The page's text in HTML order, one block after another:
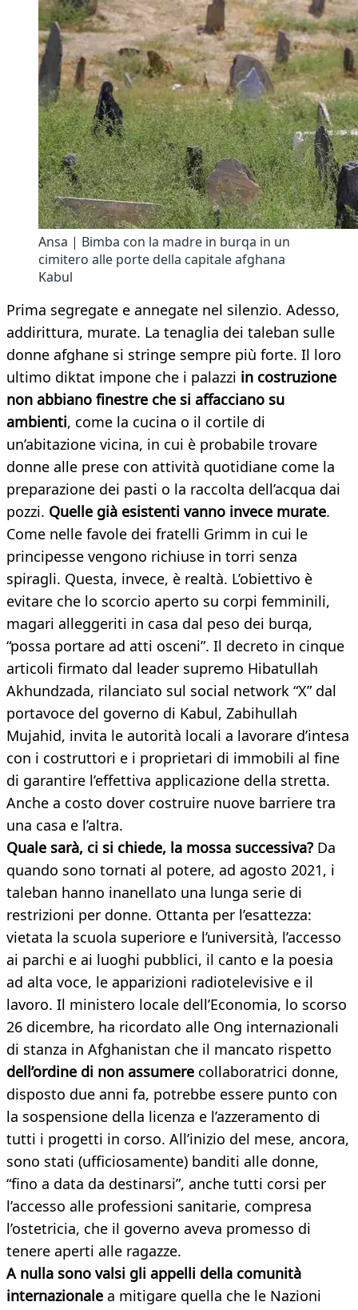
Ansa | Bimba con la madre in burqa in un
cimitero alle porte della capitale afghana
Kabul
Prima segregate e annegate nel silenzio. Adesso,
addirittura, murate. La tenaglia dei taleban sulle
donne afghane si stringe sempre più forte. Il loro
ultimo diktat impone che i palazzi in costruzione
non abbiano finestre che si affacciano su
ambienti, come la cucina o il cortile di
un’abitazione vicina, in cui è probabile trovare
donne alle prese con attività quotidiane come la
preparazione dei pasti o la raccolta dell’acqua dai
pozzi. Quelle già esistenti vanno invece murate.
Come nelle favole dei fratelli Grimm in cui le
principesse vengono richiuse in torri senza
spiragli. Questa, invece, è realtà. L’obiettivo è
evitare che lo scorcio aperto su corpi femminili,
magari alleggeriti in casa dal peso dei burqa,
“possa portare ad atti osceni”. Il decreto in cinque
articoli firmato dal leader supremo Hibatullah
Akhundzada, rilanciato sul social network “X” dal
portavoce del governo di Kabul, Zabihullah
Mujahid, invita le autorità locali a lavorare d’intesa
con i costruttori e i proprietari di immobili al fine
di garantire l’effettiva applicazione della stretta.
Anche a costo dover costruire nuove barriere tra
una casa e l’altra.
Quale sarà, ci si chiede, la mossa successiva? Da
quando sono tornati al potere, ad agosto 2021, i
taleban hanno inanellato una lunga serie di
restrizioni per donne. Ottanta per l’esattezza:
vietata la scuola superiore e l’università, l’accesso
ai parchi e ai luoghi pubblici, il canto e la poesia
ad alta voce, le apparizioni radiotelevisive e il
lavoro. Il ministero locale dell’Economia, lo scorso
26 dicembre, ha ricordato alle Ong internazionali
di stanza in Afghanistan che il mancato rispetto
dell’ordine di non assumere collaboratrici donne,
disposto due anni fa, potrebbe essere punto con
la sospensione della licenza e l’azzeramento di
tutti i progetti in corso. All’inizio del mese, ancora,
sono stati (ufficiosamente) banditi alle donne,
“fino a data da destinarsi”, anche tutti corsi per
l’accesso alle professioni sanitarie, compresa
l’ostetricia, che il governo aveva promesso di
tenere aperti alle ragazze.
A nulla sono valsi gli appelli della comunità
internazionale a mitigare quella che le Nazioni